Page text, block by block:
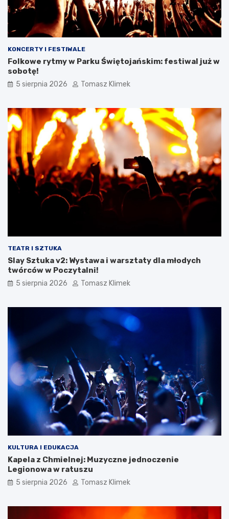
KONCERTY I FESTIWALE
Folkowe rytmy w Parku Świętojańskim: festiwal już w
sobotę!
5 sierpnia 2026 Tomasz Klimek
TEATR I SZTUKA
Slay Sztuka v2: Wystawa i warsztaty dla młodych
twórców w Poczytalni!
5 sierpnia 2026 Tomasz Klimek
KULTURA I EDUKACJA
Kapela z Chmielnej: Muzyczne jednoczenie
Legionowa w ratuszu
5 sierpnia 2026 Tomasz Klimek